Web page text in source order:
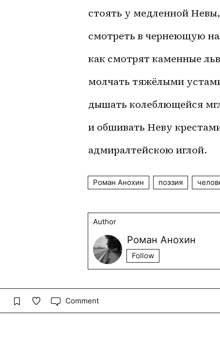
стоять у медленной Невы,
смотреть в чернеющую
как смотрят каменные
молчать тяжёлыми
дышать колеблющейся
и обшивать Неву
адмиралтейскою иглой.
Роман Анохин поэзия
Author
Роман Анохин
Follow
Comment